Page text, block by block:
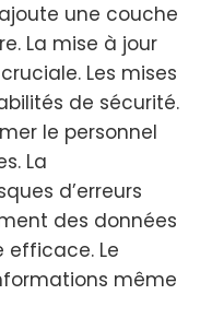
une couche
La mise à jour
Les mises
de sécurité.
le personnel
La
d’erreurs
des données
efficace. Le
même